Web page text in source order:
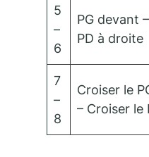
5
–
6
PG devant
PD à droite
7
–
8
Croiser le
– Croiser le